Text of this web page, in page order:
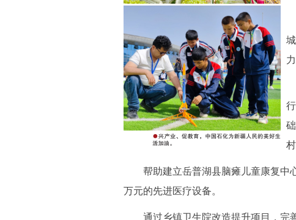
村
帮助建立岳普湖县脑瘫儿童康复中
万元的先进医疗设备。
通过乡镇卫生院改造提升项目，完善